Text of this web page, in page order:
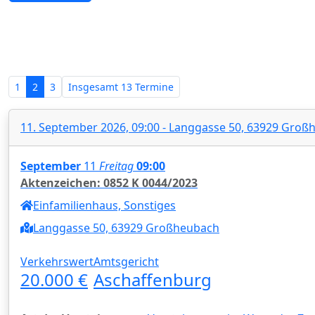
1 2 3 Insgesamt 13 Termine
11. September 2026, 09:00 - Langgasse 50, 63929
September 11 Freitag09:00
Aktenzeichen: 0852 K 0044/2023
Einfamilienhaus, Sonstiges
Langgasse 50, 63929 Großheubach
Verkehrswert
20.000 €
Amtsgericht
Aschaffenburg